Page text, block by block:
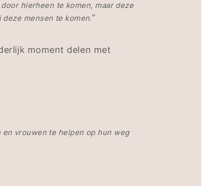
hierheen te komen, maar deze
mensen te komen.”
moment delen met
vrouwen te helpen op hun weg